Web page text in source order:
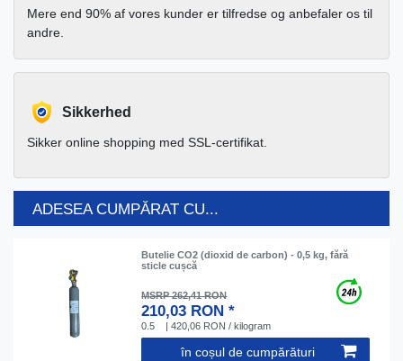
Mere end 90% af vores kunder er tilfredse og anbefaler os til
andre.
Sikkerhed
Sikker online shopping med SSL-certifikat.
ADESEA CUMPĂRAT CU...
Butelie CO2 (dioxid de carbon) - 0,5 kg, fără
sticle cușcă
MSRP 262,41 RON
210,03 RON *
0.5 | 420,06 RON / kilogram
în coșul de cumpărături